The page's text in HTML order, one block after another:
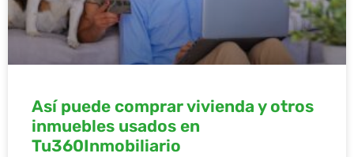
Así puede comprar vivienda y otros
inmuebles usados en
Tu360Inmobiliario